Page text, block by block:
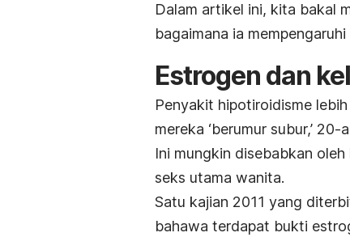
Dalam artikel ini, kita bakal
bagaimana ia
Estrogen dan
Penyakit hipotiroidisme
mereka ‘berumur subur,’
Ini mungkin disebabkan
seks utama wanita.
Satu kajian 2011 yang
bahawa terdapat bukti